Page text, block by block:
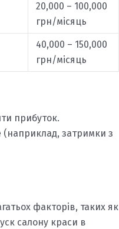
20,000 – 100,000
грн/місяць
40,000 – 150,000
грн/місяць
прибуток.
(наприклад, затримки з
факторів, таких як
салону краси в